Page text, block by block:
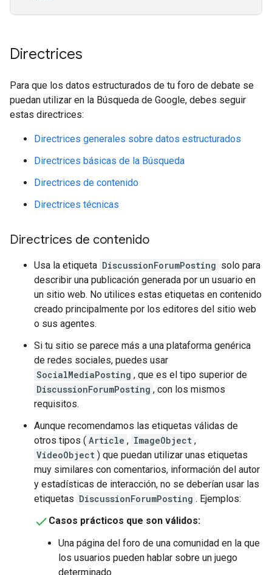
Directrices
Para que los datos estructurados de tu foro de debate se
puedan utilizar en la Búsqueda de Google, debes seguir
estas directrices:
Directrices generales sobre datos estructurados
Directrices básicas de la Búsqueda
Directrices de contenido
Directrices técnicas
Directrices de contenido
Usa la etiqueta DiscussionForumPosting solo para
describir una publicación generada por un usuario en
un sitio web. No utilices estas etiquetas en contenido
creado principalmente por los editores del sitio web
o sus agentes.
Si tu sitio se parece más a una plataforma genérica
de redes sociales, puedes usar
SocialMediaPosting , que es el tipo superior de
DiscussionForumPosting , con los mismos
requisitos.
Aunque recomendamos las etiquetas válidas de
otros tipos ( Article , ImageObject ,
VideoObject ) que puedan utilizar unas etiquetas
muy similares con comentarios, información del autor
y estadísticas de interacción, no se deberían usar las
etiquetas DiscussionForumPosting . Ejemplos:
Casos prácticos que son válidos:
Una página del foro de una comunidad en la que
los usuarios pueden hablar sobre un juego
determinado